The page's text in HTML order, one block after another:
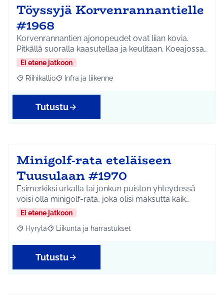
Töyssyjä Korvenrannantielle
#1968
Korvenrannantien ajonopeudet ovat liian kovia.
Pitkällä suoralla kaasutellaa ja keulitaan. Koeajossa…
Ei etene jatkoon
Rajaa tulokset aihepiirin mukaan: Riihikallio
Riihikallio Rajaa tulokset teeman mukaan: Infra ja liikenne
Infra ja liikenne
Tutustu
Minigolf-rata eteläiseen
Tuusulaan #1970
Esimerkiksi urkalla tai jonkun puiston yhteydessä
voisi olla minigolf-rata, joka olisi maksutta kaik…
Ei etene jatkoon
Rajaa tulokset aihepiirin mukaan: Hyrylä
Hyrylä Rajaa tulokset teeman mukaan: Liikunta ja
Liikunta ja harrastukset
Tutustu